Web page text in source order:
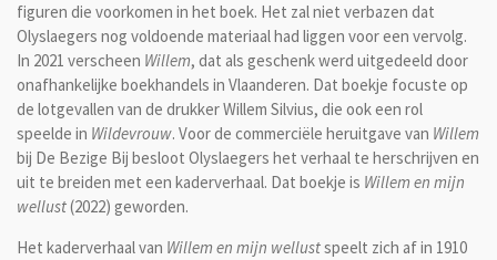
figuren die voorkomen in het boek. Het zal niet verbazen dat
Olyslaegers nog voldoende materiaal had liggen voor een vervolg.
In 2021 verscheen Willem, dat als geschenk werd uitgedeeld door
onafhankelijke boekhandels in Vlaanderen. Dat boekje focuste op
de lotgevallen van de drukker Willem Silvius, die ook een rol
speelde in Wildevrouw. Voor de commerciële heruitgave van Willem
bij De Bezige Bij besloot Olyslaegers het verhaal te herschrijven en
uit te breiden met een kaderverhaal. Dat boekje is Willem en mijn
wellust(2022) geworden.
Het kaderverhaal van Willem en mijn wellustspeelt zich af in 1910